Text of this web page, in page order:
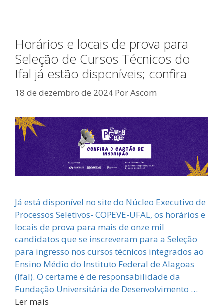
Horários e locais de prova para
Seleção de Cursos Técnicos do
Ifal já estão disponíveis; confira
18 de dezembro de 2024 PorAscom
Já está disponível no site do Núcleo Executivo de
Processos Seletivos- COPEVE-UFAL, os horários e
locais de prova para mais de onze mil
candidatos que se inscreveram para a Seleção
para ingresso nos cursos técnicos integrados ao
Ensino Médio do Instituto Federal de Alagoas
(Ifal). O certame é de responsabilidade da
Fundação Universitária de Desenvolvimento …
Ler mais